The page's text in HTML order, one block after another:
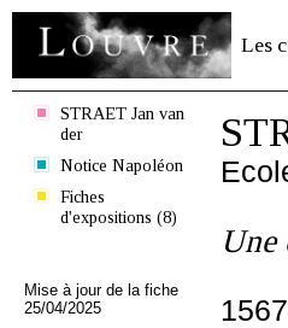
Les
STRAET Jan van
der
Notice Napoléon
Fiches
d'expositions (8)
Mise à jour de la fiche
25/04/2025
Une
1567